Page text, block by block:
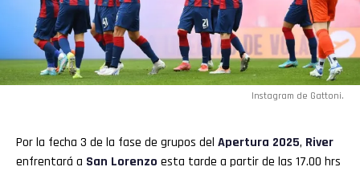
Instagram de Gattoni.
Por la fecha 3 de la fase de grupos del Apertura 2025, River
enfrentará a San Lorenzo esta tarde a partir de las 17.00 hrs